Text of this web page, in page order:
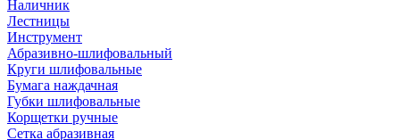
Наличник
Лестницы
Инструмент
Абразивно-шлифовальный
Круги шлифовальные
Бумага наждачная
Губки шлифовальные
Корщетки ручные
Сетка абразивная